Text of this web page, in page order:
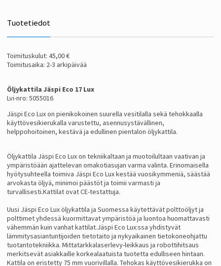
Tuotetiedot
Toimituskulut: 45,00 €
Toimitusaika: 2-3 arkipäivää
Öljykattila Jäspi Eco 17 Lux
Lvi-nro: 5055016
Jäspi Eco Lux on pienikokoinen suurella vesitilalla sekä tehokkaalla
käyttövesikierukalla varustettu, asennusystävällinen,
helppohoitoinen, kestävä ja edullinen pientalon öljykattila.
Öljykattila Jäspi Eco Lux on tekniikaltaan ja muotoilultaan vaativan ja
ympäristöään ajattelevan omakotiasujan varma valinta. Erinomaisella
hyötysuhteella toimiva Jäspi Eco Lux kestää vuosikymmeniä, säästää
arvokasta öljyä, minimoi päästöt ja toimii varmasti ja
turvallisesti.Kattilat ovat CE-testattuja.
Uusi Jäspi Eco Lux öljykattila ja Suomessa käytettävät polttoöljyt ja
polttimet yhdessä kuormittavat ympäristöä ja luontoa huomattavasti
vähemmän kuin vanhat kattilat.Jäspi Eco Lux:ssa yhdistyvät
lämmitysasiantuntijoiden tietotaito ja nykyaikainen tietokoneohjattu
tuotantotekniikka. Mittatarkkalaserlevy-leikkaus ja robottihitsaus
merkitsevät asiakkaille korkealaatuista tuotetta edulliseen hintaan.
Kattila on eristetty 75 mm vuorivillalla. Tehokas käyttövesikierukka on